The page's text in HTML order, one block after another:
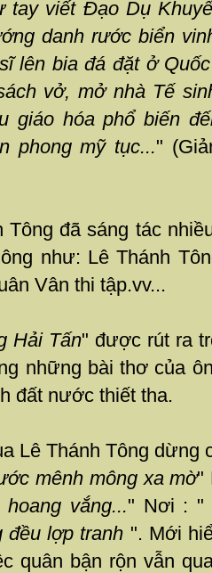
tay viết Đạo Dụ
danh rước biển
lên bia đá đặt ở
vở, mở nhà Tế
giáo hóa phổ biến
phong mỹ tục..."
Tông đã sáng tác
như: Lê Thánh
Vân thi tập.vv...
Hải Tấn" được rút ra
những bài thơ của
đất nước thiết tha.
Lê Thánh Tông dừng
mênh mông xa mờ"
vắng..." Nơi : "
đều lợp tranh ". Mới
quân bận rộn vẫn